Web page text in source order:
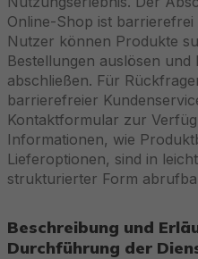
Online-Shop ist
Nutzer können Produkte
Bestellungen auslösen und
abschließen. Für
barrierefreier
Kontaktformular zur
Informationen, wie
Lieferoptionen, sind in
strukturierter Form
Beschreibung und
Durchführung der